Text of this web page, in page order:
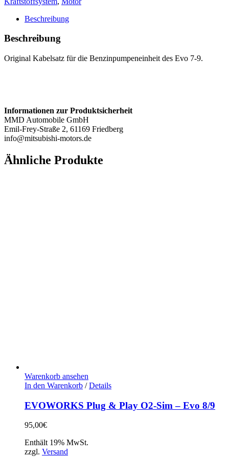
7-
Menge
Beschreibung
Beschreibung
Original Kabelsatz für die Benzinpumpeneinheit des Evo 7-9.
Informationen zur Produktsicherheit
MMD Automobile GmbH
Emil-Frey-Straße 2, 61169 Friedberg
info@mitsubishi-motors.de
Ähnliche Produkte
Warenkorb ansehen
In den Warenkorb / Details
EVOWORKS Plug & Play O2-Sim – Evo 8/9
95,00€
Enthält 19% MwSt.
zzgl. Versand